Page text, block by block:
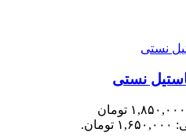
نستی
قیمت اصلی: ۱,۸۵۰,۰۰۰ تومان